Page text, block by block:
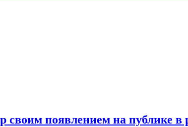
своим появлением на публике в